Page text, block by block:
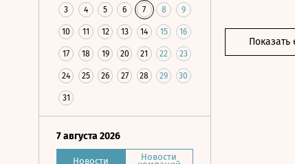
3 4 5 6 7 8 9
10 11 12 13 14 15 16
17 18 19 20 21 22 23
24 25 26 27 28 29 30
31
7 августа 2026
Новости Новости
Показать